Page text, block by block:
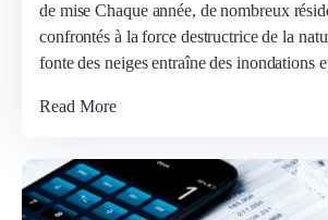
de mise Chaque année, de nombreux
confrontés à la force destructrice de la
fonte des neiges entraîne des inondations
Read More